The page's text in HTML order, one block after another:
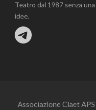
Teatro dal 1987 senza
idee.
Associazione Claet